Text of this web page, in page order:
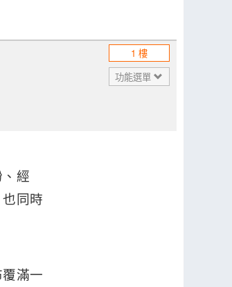
1 樓
功能選單
經
同時
滿一